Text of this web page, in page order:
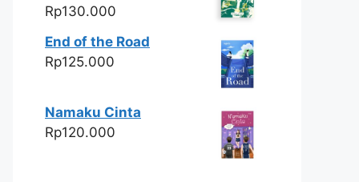
Rp130.000
End of the Road
Rp125.000
Namaku Cinta
Rp120.000